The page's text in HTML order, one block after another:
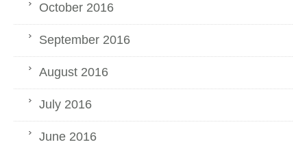
October 2016
September 2016
August 2016
July 2016
June 2016